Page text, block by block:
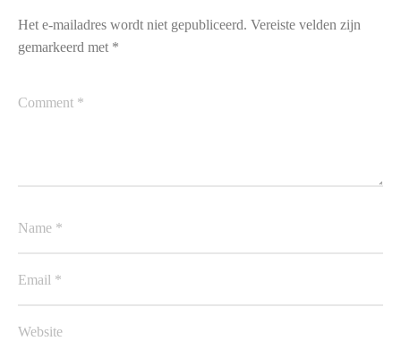
Het e-mailadres wordt niet gepubliceerd. Vereiste velden zijn
gemarkeerd met *